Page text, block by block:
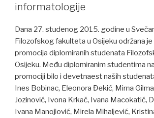
informatologije
Dana 27. studenog 2015. godine u
Filozofskog fakulteta u Osijeku održana
promocija diplomiranih studenata
Osijeku. Među diplomiranim studentima
promociji bilo i devetnaest naših
Ines Bobinac, Eleonora Đekić, Mirna
Jozinović, Ivona Krkač, Ivana Macokatić,
Ivana Manojlović, Mirela Mihaljević,